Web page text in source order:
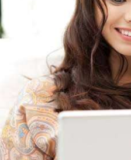
từ 1/1/2027, yêu cầu tạm
crypto trên 10.000 USD
hoặc ví tự quản. Fork BIP-110
2 block rồi dừng do thiếu
block kéo dài nhiều giờ.
Lời khuyên từ chuyên gia: Thị
lũy với tâm lý sợ hãi chiếm ưu
FOMO, tập trung quản trị rủi
từ dòng vốn ETF (tuần tốt nhất
trước khi gia tăng vị thế.